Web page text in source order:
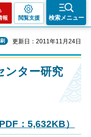
報 閲覧支援 検索メニュー
更新日：2011年11月24日
ンター研究
：5,632KB）